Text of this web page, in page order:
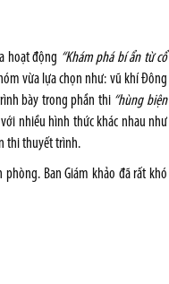
hoạt động “Khám phá bí ẩn từ cổ
vừa lựa chọn như: vũ khí Đông
bày trong phần thi “hùng biện
nhiều hình thức khác nhau như
thi thuyết trình.
Ban Giám khảo đã rất khó